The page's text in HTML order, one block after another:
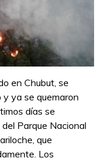
en Chubut, se
ya se quemaron
días se
Parque Nacional
que
Los